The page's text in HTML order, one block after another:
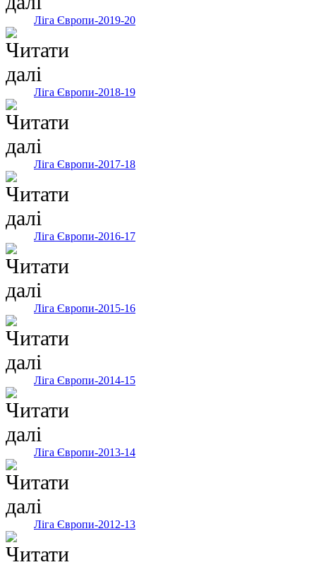
Ліга Європи-2019-20
Ліга Європи-2018-19
Ліга Європи-2017-18
Ліга Європи-2016-17
Ліга Європи-2015-16
Ліга Європи-2014-15
Ліга Європи-2013-14
Ліга Європи-2012-13